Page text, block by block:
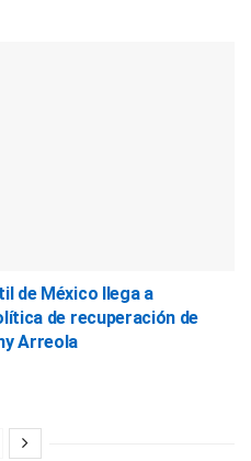
de México llega a
de recuperación de
Arreola